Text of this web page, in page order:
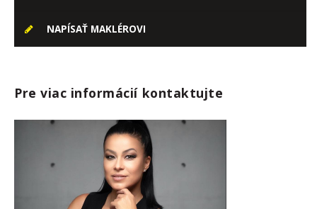
NAPÍSAŤ MAKLÉROVI
Pre viac informácií kontaktujte